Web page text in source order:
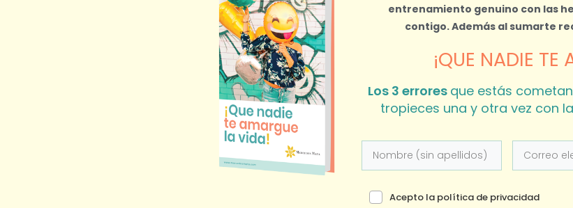
entrenamiento genuino con las
contigo.Además al sumarte
¡QUE NADIE TE
Los 3 errores que estás
tropieces una y otra vez con
Acepto la política de privacidad